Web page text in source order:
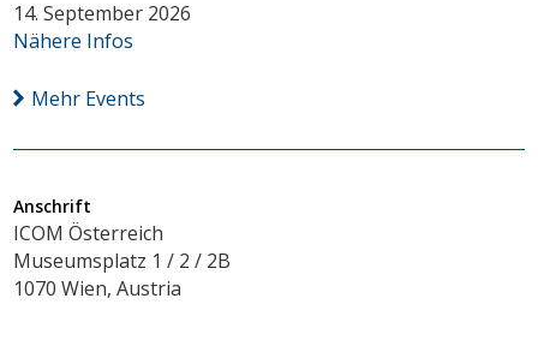
14. September 2026
Nähere Infos
Mehr Events
Anschrift
ICOM Österreich
Museumsplatz 1 / 2 / 2B
1070 Wien, Austria